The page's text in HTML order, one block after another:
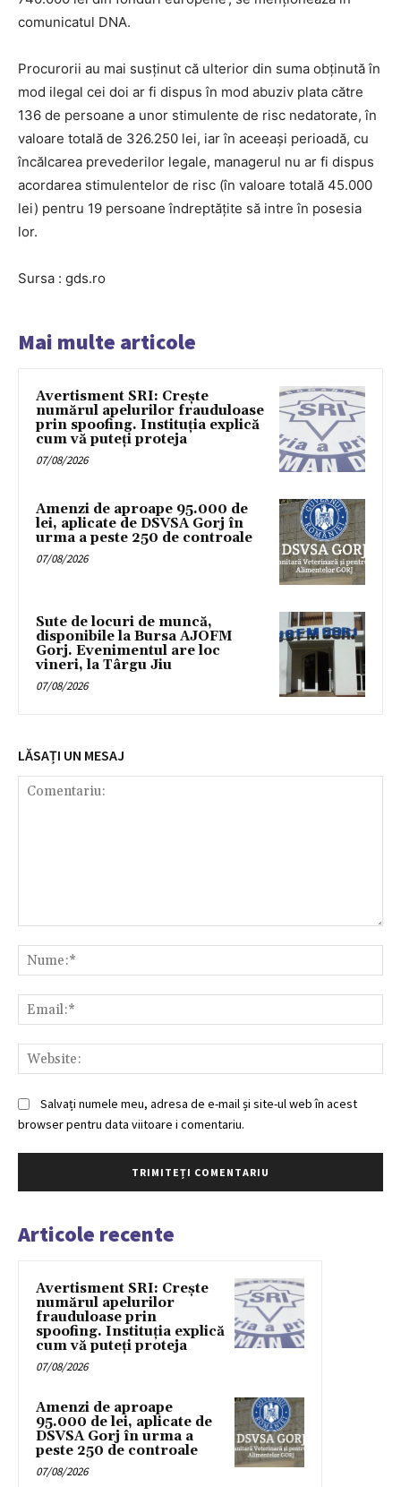
comunicatul DNA.
Procurorii au mai susținut că ulterior din suma obținută în
mod ilegal cei doi ar fi dispus în mod abuziv plata către
136 de persoane a unor stimulente de risc nedatorate, în
valoare totală de 326.250 lei, iar în aceeași perioadă, cu
încălcarea prevederilor legale, managerul nu ar fi dispus
acordarea stimulentelor de risc (în valoare totală 45.000
lei) pentru 19 persoane îndreptățite să intre în posesia
lor.
Sursa : gds.ro
Mai multe articole
Avertisment SRI: Crește
numărul apelurilor frauduloase
prin spoofing. Instituția explică
cum vă puteți proteja
07/08/2026
Amenzi de aproape 95.000 de
lei, aplicate de DSVSA Gorj în
urma a peste 250 de controale
07/08/2026
Sute de locuri de muncă,
disponibile la Bursa AJOFM
Gorj. Evenimentul are loc
vineri, la Târgu Jiu
07/08/2026
LĂSAȚI UN MESAJ
Salvați numele meu, adresa de e-mail și site-ul web în acest
browser pentru data viitoare i comentariu.
Articole recente
Avertisment SRI: Crește
numărul apelurilor
frauduloase prin
spoofing. Instituția explică
cum vă puteți proteja
07/08/2026
Amenzi de aproape
95.000 de lei, aplicate de
DSVSA Gorj în urma a
peste 250 de controale
07/08/2026